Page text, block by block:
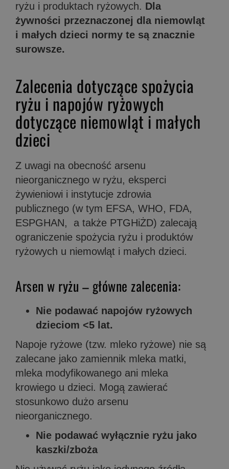
ryżu i produktach ryżowych. Dla
żywności przeznaczonej dla niemowląt
i małych dzieci normy te są znacznie
surowsze.
Zalecenia dotyczące spożycia
ryżu i napojów ryżowych
dotyczące niemowląt i małych
dzieci
Z uwagi na obecność arsenu
nieorganicznego w ryżu, eksperci
żywieniowi i instytucje zdrowia
publicznego (w tym EFSA, WHO, FDA,
ESPGHAN, a także PTGHiŻD) zalecają
ograniczenie spożycia ryżu i produktów
ryżowych u niemowląt i małych dzieci.
Arsen w ryżu – główne zalecenia:
Nie podawać napojów ryżowych
dzieciom <5 lat.
Napoje ryżowe (tzw. mleko ryżowe) nie są
zalecane jako zamiennik mleka matki,
mleka modyfikowanego ani mleka
krowiego u dzieci. Mogą zawierać
stosunkowo dużo arsenu
nieorganicznego.
Nie podawać wyłącznie ryżu jako
kaszki/zboża